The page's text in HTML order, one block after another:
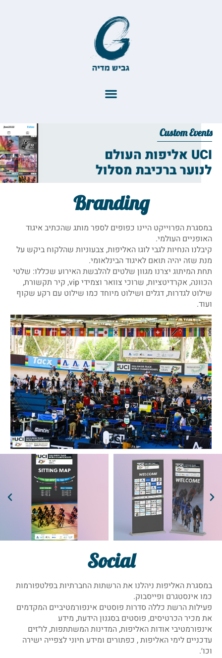
Custom Events
UCI אליפות העולם
לנוער ברכיבת מסלול
Branding
במסגרת הפרוייקט היינו כפופים לספר מותג שהכתיב איגוד
האופניים העולמי.
קיבלנו הנחיות לגבי לוגו האליפות, צבעוניות שהלקוח ביקש על
מנת שזה יהיה תואם לאיגוד הבינלאומי.
תחת המיתוג יצרנו מגוון שלטים להלבשת האירוע שכללו: שלטי
הכוונה, אקרדיטציות, שרוכי צוואר וצמידי vip, קיר תקשורת,
שילוט לגדרות, דגלים ושילוט מיוחד כמו שילוט עם רקע שקוף
ועוד.
Social
במסגרת האליפות ניהלנו את הרשתות החברתיות בפלטפורמות
כמו אינסטגרם ופייסבוק.
פעילות הרשת כללה סדרות פוסטים אינפורמטיביים המקדמים
את מכיר הכרטיסים, פוסטים בסגנון הידעת, מידע
אינפורמטיבי אודות האליפות, המדינות המשתתפות, לו״זים
עדכניים לימי האליפות , כפתורים ומידע חיוני לצפייה ישירה
וכו׳.